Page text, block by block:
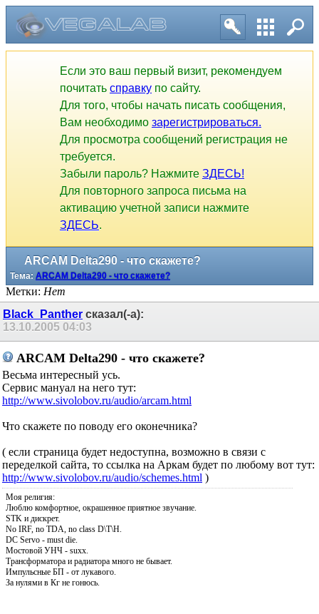
Если это ваш первый визит, рекомендуем
почитать справку по сайту.
Для того, чтобы начать писать сообщения,
Вам необходимо зарегистрироваться.
Для просмотра сообщений регистрация не
требуется.
Забыли пароль? Нажмите ЗДЕСЬ!
Для повторного запроса письма на
активацию учетной записи нажмите
ЗДЕСЬ.
ARCAM Delta290 - что скажете?
Тема: ARCAM Delta290 - что скажете?
Метки: Нет
Black_Panther сказал(-а):
13.10.2005 04:03
ARCAM Delta290 - что скажете?
Весьма интересный усь.
Сервис мануал на него тут:
http://www.sivolobov.ru/audio/arcam.html
Что скажете по поводу его оконечника?
( если страница будет недоступна, возможно в связи с
переделкой сайта, то ссылка на Аркам будет по любому вот тут:
http://www.sivolobov.ru/audio/schemes.html )
Моя религия:
Люблю комфортное, окрашенное приятное звучание.
STK и дискрет.
No IRF, no TDA, no class D\T\H.
DC Servo - must die.
Мостовой УНЧ - suxx.
Трансформатора и радиатора много не бывает.
Импульсные БП - от лукавого.
За нулями в Кг не гонюсь.